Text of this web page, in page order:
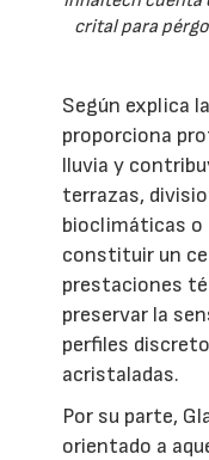
crital para
Según explica
proporciona
lluvia y
terrazas,
bioclimáticas o
constituir un
prestaciones
preservar la
perfiles
acristaladas.
Por su parte,
orientado a